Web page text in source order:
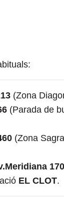
(Zona
(Parada de
(Zona
EL CLOT.